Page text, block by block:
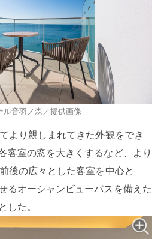
ル音羽ノ森／提供画像
より親しまれてきた外観をでき
客室の窓を大きくするなど、より
後の広々とした客室を中心と
るオーシャンビューバスを備えた
た。